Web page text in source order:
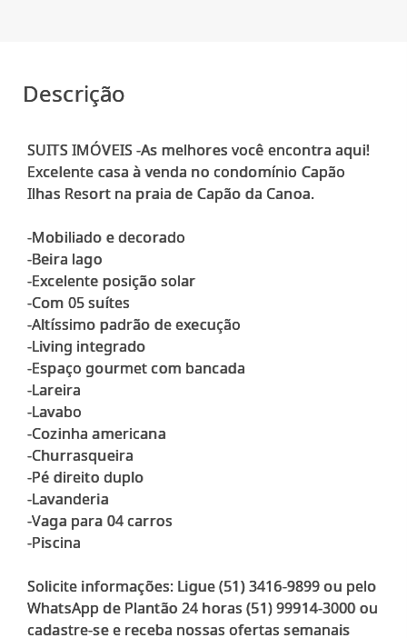
Descrição
SUITS IMÓVEIS -As melhores você encontra aqui!
Excelente casa à venda no condomínio Capão
Ilhas Resort na praia de Capão da Canoa.
-Mobiliado e decorado
-Beira lago
-Excelente posição solar
-Com 05 suítes
-Altíssimo padrão de execução
-Living integrado
-Espaço gourmet com bancada
-Lareira
-Lavabo
-Cozinha americana
-Churrasqueira
-Pé direito duplo
-Lavanderia
-Vaga para 04 carros
-Piscina
Solicite informações: Ligue (51) 3416-9899 ou pelo
WhatsApp de Plantão 24 horas (51) 99914-3000 ou
cadastre-se e receba nossas ofertas semanais